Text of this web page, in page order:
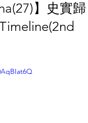
】史實歸